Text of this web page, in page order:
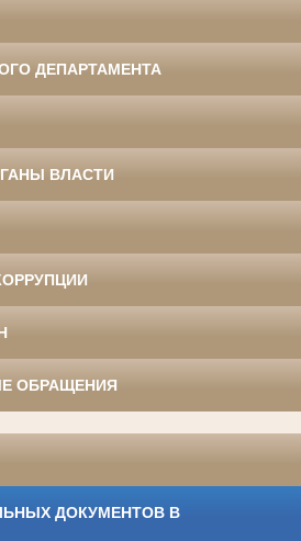
ДЕПАРТАМЕНТА
ВЛАСТИ
ОБРАЩЕНИЯ
ДОКУМЕНТОВ В